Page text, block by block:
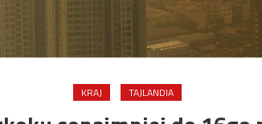
KRAJ TAJLANDIA